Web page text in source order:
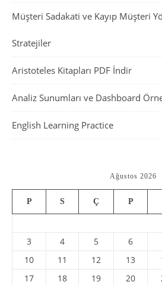
Müşteri Sadakati ve Kayıp Müşteri
Stratejiler
Aristoteles Kitapları PDF İndir
Analiz Sunumları ve Dashboard
English Learning Practice
Ağustos 2026
P S Ç P
3
4 5 6
10
11 12 13
17
18 19 20